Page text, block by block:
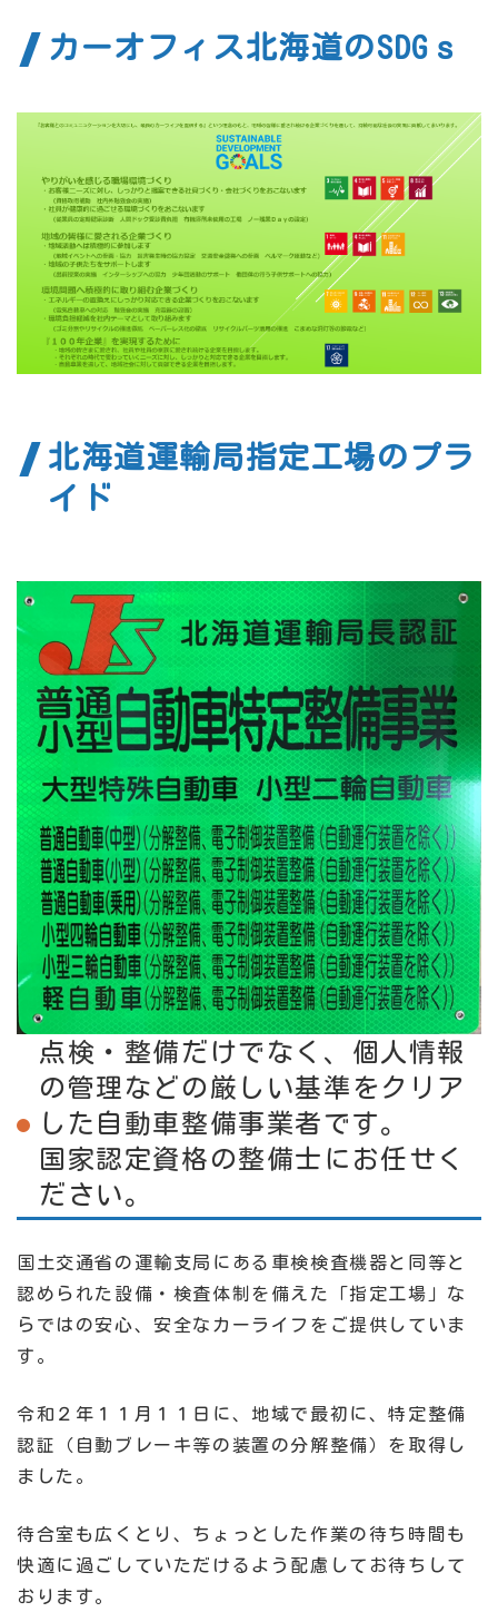
カーオフィス北海道のSDGｓ
北海道運輸局指定工場のプラ
イド
点検・整備だけでなく、個人情報
の管理などの厳しい基準をクリア
した自動車整備事業者です。
国家認定資格の整備士にお任せく
ださい。
国土交通省の運輸支局にある車検検査機器と同等と
認められた設備・検査体制を備えた「指定工場」な
らではの安心、安全なカーライフをご提供していま
す。
令和２年１１月１１日に、地域で最初に、特定整備
認証（自動ブレーキ等の装置の分解整備）を取得し
ました。
待合室も広くとり、ちょっとした作業の待ち時間も
快適に過ごしていただけるよう配慮してお待ちして
おります。